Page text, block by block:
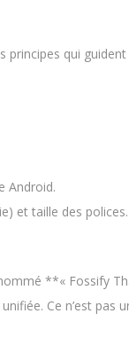
principes qui
Android.
et taille des polices.
**« Fossify
Ce n’est pas